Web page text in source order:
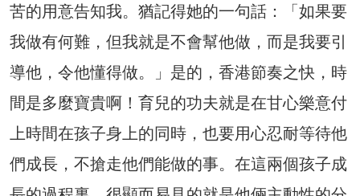
苦的用意告知我。猶記得她的一句話：「如果要
我做有何難，但我就是不會幫他做，而是我要引
導他，令他懂得做。」是的，香港節奏之快，時
間是多麼寶貴啊！育兒的功夫就是在甘心樂意付
上時間在孩子身上的同時，也要用心忍耐等待他
們成長，不搶走他們能做的事。在這兩個孩子成